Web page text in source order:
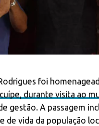
foi
durante visita ao
gestão. A passagem
de vida da população